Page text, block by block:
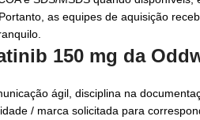
as equipes de aquisição
150 mg da
ágil, disciplina na
/ marca solicitada para